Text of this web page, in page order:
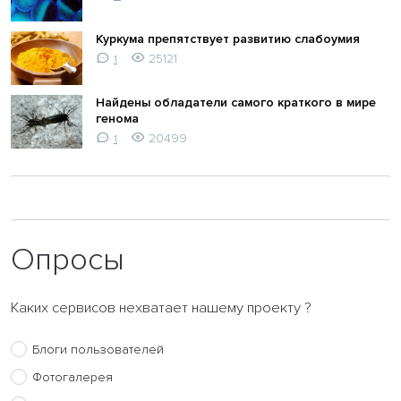
Куркума препятствует развитию слабоумия
1 25121
Найдены обладатели самого краткого в мире
генома
1 20499
Опросы
Каких сервисов нехватает нашему проекту ?
Блоги пользователей
Фотогалерея